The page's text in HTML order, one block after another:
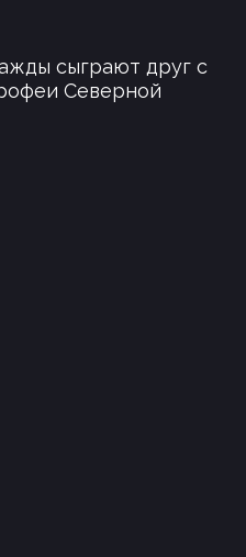
сыграют друг с
Северной